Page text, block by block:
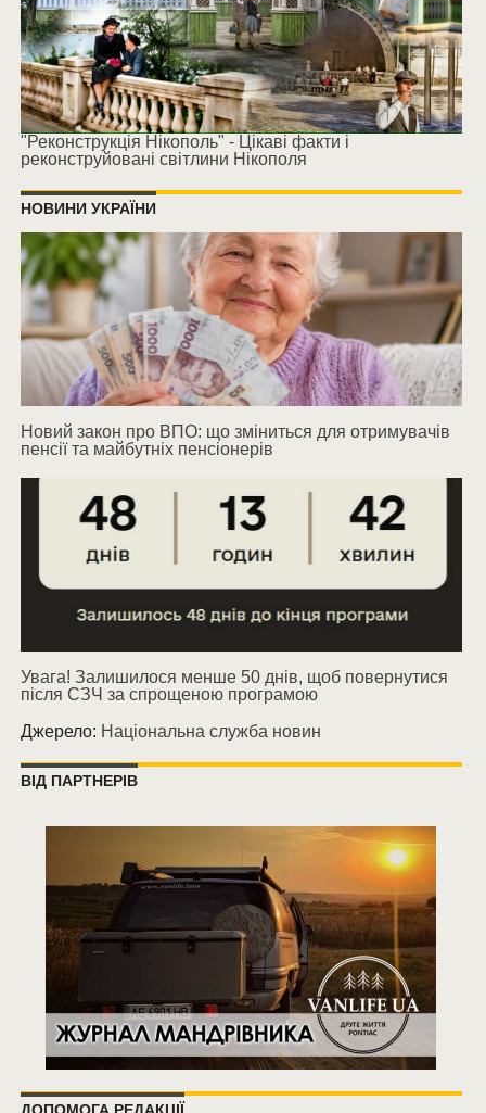
"Реконструкція Нікополь" - Цікаві факти і
реконструйовані світлини Нікополя
НОВИНИ УКРАЇНИ
Новий закон про ВПО: що зміниться для отримувачів
пенсії та майбутніх пенсіонерів
Увага! Залишилося менше 50 днів, щоб повернутися
після СЗЧ за спрощеною програмою
Джерело: Національна служба новин
ВІД ПАРТНЕРІВ